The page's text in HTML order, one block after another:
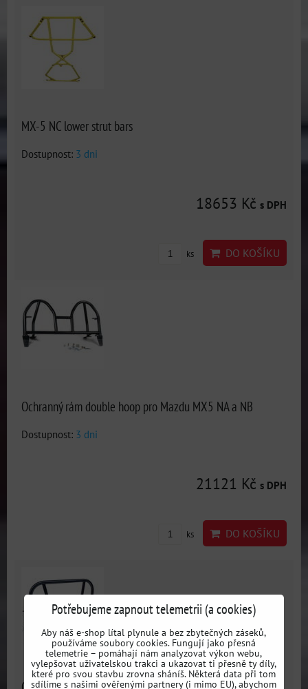
MX-5 NC lower strut bars
Dostupnost: 3 dni
18653 Kč s DPH
ks DO KOŠÍKU
Ochranný rám double hoop pro Mazdu MX5 NA a NB
Dostupnost: 3 dni
21121 Kč s DPH
ks DO KOŠÍKU
Potřebujeme zapnout telemetrii (a cookies)
Aby náš e-shop lítal plynule a bez zbytečných záseků,
používáme soubory cookies. Fungují jako přesná
telemetrie – pomáhají nám analyzovat výkon webu,
vylepšovat uživatelskou trakci a ukazovat ti přesně ty díly,
které pro svou stavbu zrovna sháníš. Některá data při tom
sdílíme s našimi ověřenými partnery (i mimo EU), abychom